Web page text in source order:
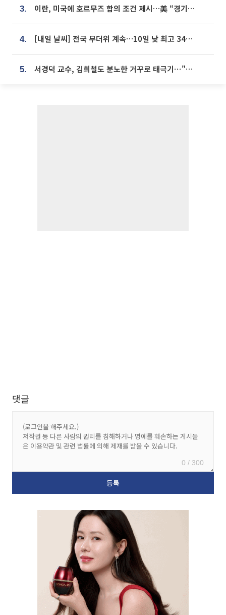
3. 이란, 미국에 호르무즈 합의 조건 제시…美 “경기 아직 안 끝나” [종합]
4. [내일 날씨] 전국 무더위 계속…10일 낮 최고 34도 육박
5. 서경덕 교수, 김희철도 분노한 거꾸로 태극기⋯"엉터리는 아냐, 아쉬울 뿐"
댓글
0 / 300